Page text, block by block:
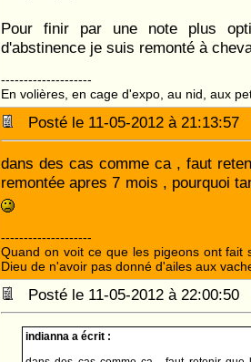
Pour finir par une note plus
d'abstinence je suis remonté à
--------------------
En volières, en cage d'expo, au nid, aux
Posté le 11-05-2012 à
dans des cas comme ca , faut
remontée apres 7 mois , pourquoi
--------------------
Quand on voit ce que les pigeons ont fait
Dieu de n'avoir pas donné d'ailes aux
Posté le 11-05-2012 à
indianna a écrit :